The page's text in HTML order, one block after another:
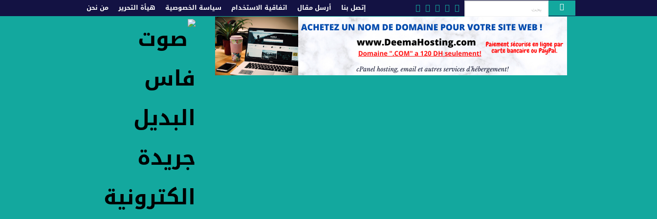
من نحن هيأة التحرير سياسة الخصوصية اتفاقية الاستخدام أرسل مقال إتصل بنا